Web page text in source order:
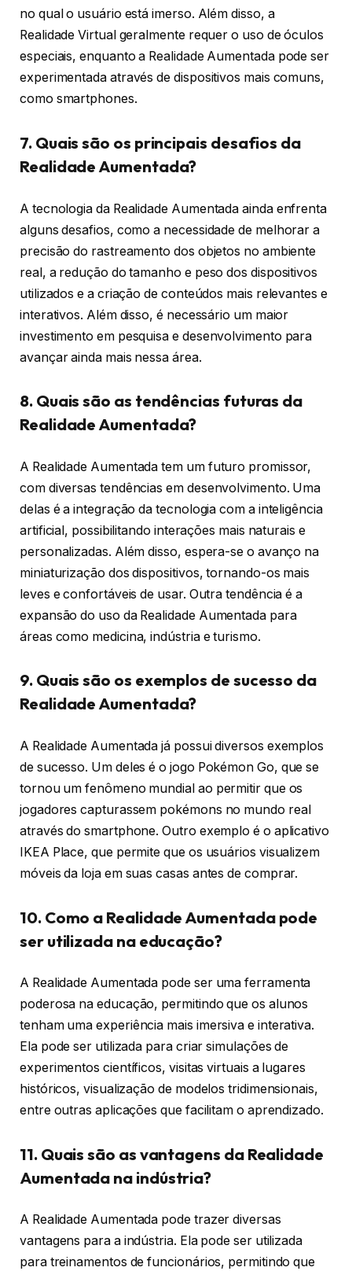
no qual o usuário está imerso. Além disso, a
Realidade Virtual geralmente requer o uso de óculos
especiais, enquanto a Realidade Aumentada pode ser
experimentada através de dispositivos mais comuns,
como smartphones.
7. Quais são os principais desafios da
Realidade Aumentada?
A tecnologia da Realidade Aumentada ainda enfrenta
alguns desafios, como a necessidade de melhorar a
precisão do rastreamento dos objetos no ambiente
real, a redução do tamanho e peso dos dispositivos
utilizados e a criação de conteúdos mais relevantes e
interativos. Além disso, é necessário um maior
investimento em pesquisa e desenvolvimento para
avançar ainda mais nessa área.
8. Quais são as tendências futuras da
Realidade Aumentada?
A Realidade Aumentada tem um futuro promissor,
com diversas tendências em desenvolvimento. Uma
delas é a integração da tecnologia com a inteligência
artificial, possibilitando interações mais naturais e
personalizadas. Além disso, espera-se o avanço na
miniaturização dos dispositivos, tornando-os mais
leves e confortáveis de usar. Outra tendência é a
expansão do uso da Realidade Aumentada para
áreas como medicina, indústria e turismo.
9. Quais são os exemplos de sucesso da
Realidade Aumentada?
A Realidade Aumentada já possui diversos exemplos
de sucesso. Um deles é o jogo Pokémon Go, que se
tornou um fenômeno mundial ao permitir que os
jogadores capturassem pokémons no mundo real
através do smartphone. Outro exemplo é o aplicativo
IKEA Place, que permite que os usuários visualizem
móveis da loja em suas casas antes de comprar.
10. Como a Realidade Aumentada pode
ser utilizada na educação?
A Realidade Aumentada pode ser uma ferramenta
poderosa na educação, permitindo que os alunos
tenham uma experiência mais imersiva e interativa.
Ela pode ser utilizada para criar simulações de
experimentos científicos, visitas virtuais a lugares
históricos, visualização de modelos tridimensionais,
entre outras aplicações que facilitam o aprendizado.
11. Quais são as vantagens da Realidade
Aumentada na indústria?
A Realidade Aumentada pode trazer diversas
vantagens para a indústria. Ela pode ser utilizada
para treinamentos de funcionários, permitindo que